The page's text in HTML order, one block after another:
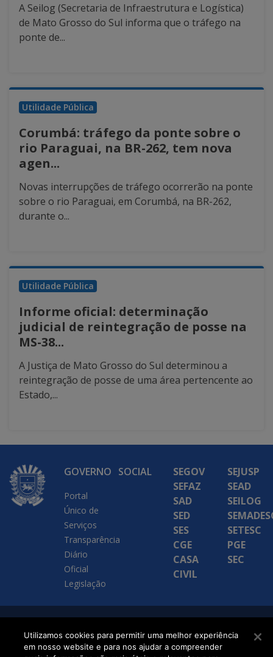
A Seilog (Secretaria de Infraestrutura e Logística)
de Mato Grosso do Sul informa que o tráfego na
ponte de...
Utilidade Pública
Corumbá: tráfego da ponte sobre o
rio Paraguai, na BR-262, tem nova
agen...
Novas interrupções de tráfego ocorrerão na ponte
sobre o rio Paraguai, em Corumbá, na BR-262,
durante o...
Utilidade Pública
Informe oficial: determinação
judicial de reintegração de posse na
MS-38...
A Justiça de Mato Grosso do Sul determinou a
reintegração de posse de uma área pertencente ao
Estado,...
GOVERNO
Portal
Único de
Serviços
Transparência
Diário
Oficial
Legislação
SOCIAL
SEGOV
SEFAZ
SAD
SED
SES
CGE
CASA
CIVIL
SEJUSP
SEAD
SEILOG
SETESC
PGE
SEC
SETDIG | Secretaria-
Executiva de
Utilizamos cookies para permitir uma melhor experiência
em nosso website e para nos ajudar a compreender